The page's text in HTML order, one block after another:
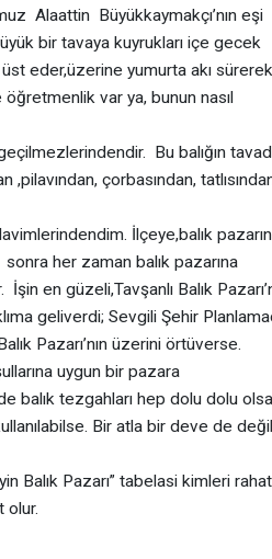
Alaattin Büyükkaymakçı’nın eşi
bir tavaya kuyrukları içe gecek
eder,üzerine yumurta akı sürerek
var ya, bunun nasıl
Bu balığın
,pilavından, çorbasından,
İlçeye,balık
her zaman balık pazarına
en güzeli,Tavşanlı Balık
geliverdi; Sevgili Şehir
Pazarı’nın üzerini örtüverse.
uygun bir pazara
balık tezgahları hep dolu dolu
Bir atla bir deve de değil
Pazarı” tabelasi kimleri
olur.